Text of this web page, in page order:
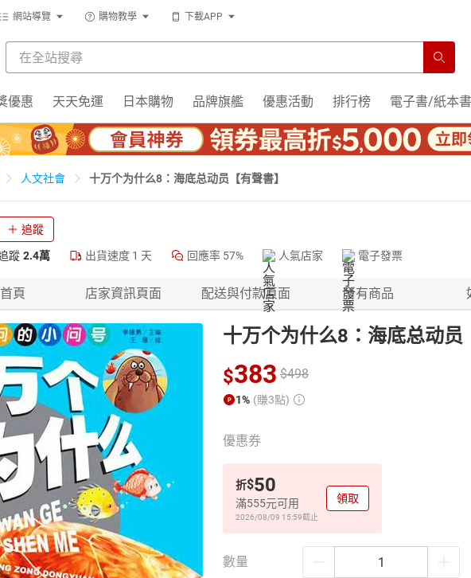
網站導覽 購物教學 下載APP
優惠 天天免運 日本購物 品牌旗艦 優惠活動 排行榜 電子書/紙本書
人文社會 十万个为什么8：海底总动员【有聲書】
追蹤
蹤 2.4萬 出貨速度 1 天 回應率 57% 人氣店家 電子發票
頁 店家資訊頁面 配送與付款頁面 所有商品
十万个为什么8：海底总动员
$383 $498
1% (賺3點)
優惠券
折$50
滿555元可用
2026/08/09 15:59截止
領取
數量